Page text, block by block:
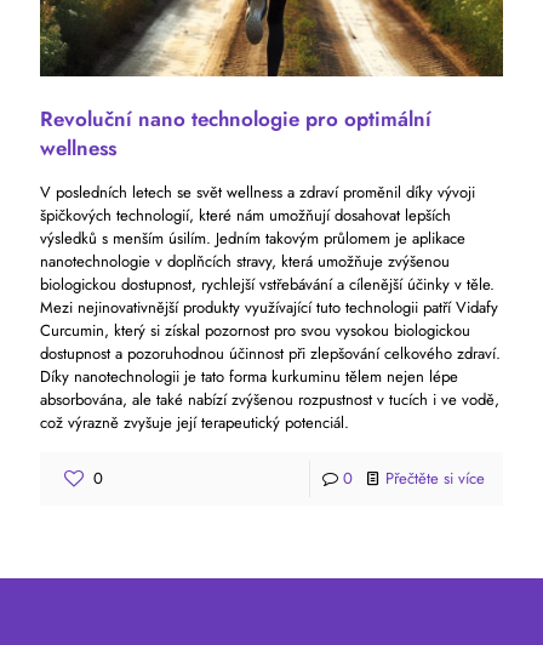
Revoluční nano technologie pro optimální
wellness
V posledních letech se svět wellness a zdraví proměnil díky vývoji
špičkových technologií, které nám umožňují dosahovat lepších
výsledků s menším úsilím. Jedním takovým průlomem je aplikace
nanotechnologie v doplňcích stravy, která umožňuje zvýšenou
biologickou dostupnost, rychlejší vstřebávání a cílenější účinky v těle.
Mezi nejinovativnější produkty využívající tuto technologii patří Vidafy
Curcumin, který si získal pozornost pro svou vysokou biologickou
dostupnost a pozoruhodnou účinnost při zlepšování celkového zdraví.
Díky nanotechnologii je tato forma kurkuminu tělem nejen lépe
absorbována, ale také nabízí zvýšenou rozpustnost v tucích i ve vodě,
což výrazně zvyšuje její terapeutický potenciál.
0 0 Přečtěte si více